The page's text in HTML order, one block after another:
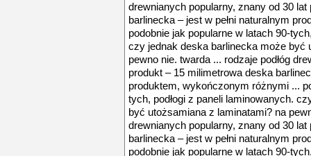
drewnianych popularny, znany od 30
barlinecka – jest w pełni naturalnym
podobnie jak popularne w latach 90-
czy jednak deska barlinecka może być
pewno nie. twarda ... rodzaje podłóg
produkt – 15 milimetrowa deska
produktem, wykończonym różnymi ...
tych, podłogi z paneli laminowanych.
być utożsamiana z laminatami? na
drewnianych popularny, znany od 30
barlinecka – jest w pełni naturalnym
podobnie jak popularne w latach 90-